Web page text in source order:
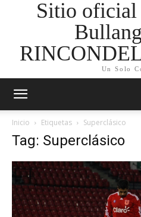
Sitio oficial
Un Solo
Inicio Etiquetas Superclásico
Tag: Superclásico